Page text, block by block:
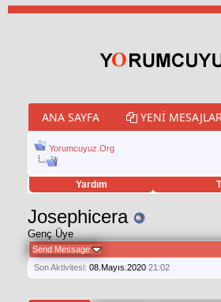
ANA SAYFA YENI
Yorumcuyuz.Org
Yardım
porno izle twitter retweet hilesi
Josephicera
Genç Üye
Send Message
Son Aktivitesi: 08.Mayıs.2020 21:02